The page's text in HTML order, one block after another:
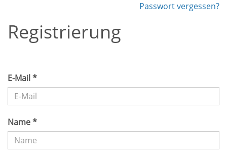
Passwort vergessen?
Registrierung
E-Mail *
Name *